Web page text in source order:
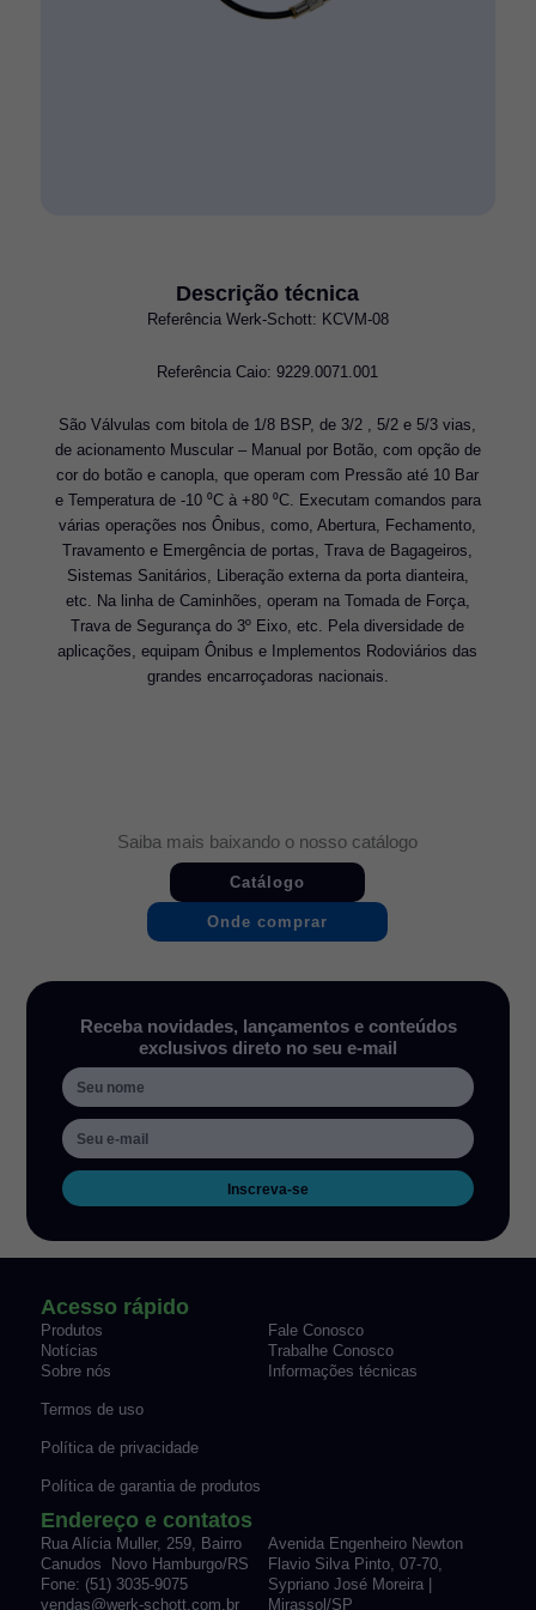
Descrição técnica
Referência Werk-Schott: KCVM-08
Referência Caio: 9229.0071.001
São Válvulas com bitola de 1/8 BSP, de 3/2 , 5/2 e 5/3 vias,
de acionamento Muscular – Manual por Botão, com opção de
cor do botão e canopla, que operam com Pressão até 10 Bar
e Temperatura de -10 ⁰C à +80 ⁰C. Executam comandos para
várias operações nos Ônibus, como, Abertura, Fechamento,
Travamento e Emergência de portas, Trava de Bagageiros,
Sistemas Sanitários, Liberação externa da porta dianteira,
etc. Na linha de Caminhões, operam na Tomada de Força,
Trava de Segurança do 3º Eixo, etc. Pela diversidade de
aplicações, equipam Ônibus e Implementos Rodoviários das
grandes encarroçadoras nacionais.
Saiba mais baixando o nosso catálogo
Catálogo
Onde comprar
Receba novidades, lançamentos e conteúdos
exclusivos direto no seu e-mail
Inscreva-se
Acesso rápido
Produtos
Fale Conosco
Notícias
Trabalhe Conosco
Sobre nós
Informações técnicas
Termos de uso
Política de privacidade
Política de garantia de produtos
Endereço e contatos
Rua Alícia Muller, 259, Bairro
Canudos Novo Hamburgo/RS
Fone: (51) 3035-9075
vendas@werk-schott.com.br
Avenida Engenheiro Newton
Flavio Silva Pinto, 07-70,
Sypriano José Moreira |
Mirassol/SP